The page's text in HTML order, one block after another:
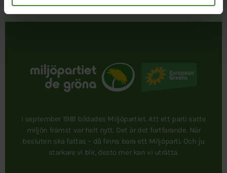
Uppdaterad 2026-08-07
I september 1981 bildades Miljöpartiet. Att ett parti satte
miljön främst var helt nytt. Det är det fortfarande. När
besluten ska fattas – då finns bara ett Miljöparti. Och ju
starkare vi blir, desto mer kan vi uträtta.